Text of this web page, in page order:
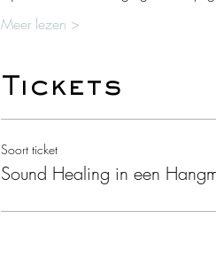
Meer lezen >
Tickets
Soort ticket
Sound Healing in een